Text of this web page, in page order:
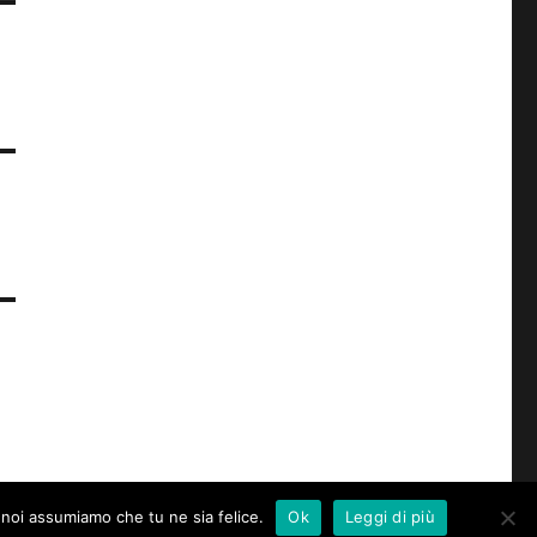
assumiamo che tu ne sia felice. Ok Leggi di più